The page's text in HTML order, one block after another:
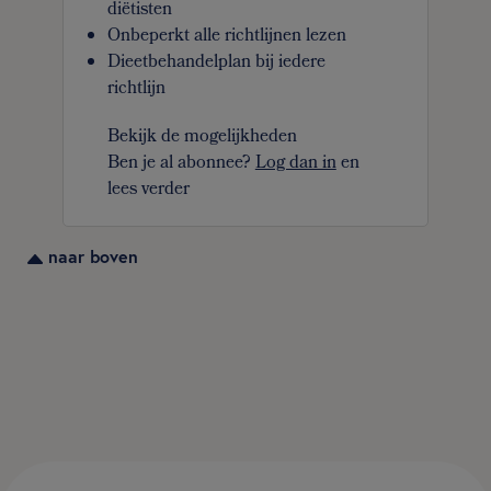
diëtisten
Onbeperkt alle richtlijnen lezen
Dieetbehandelplan bij iedere
richtlijn
Bekijk de mogelijkheden
Ben je al abonnee?Log dan inen
lees verder
naar boven